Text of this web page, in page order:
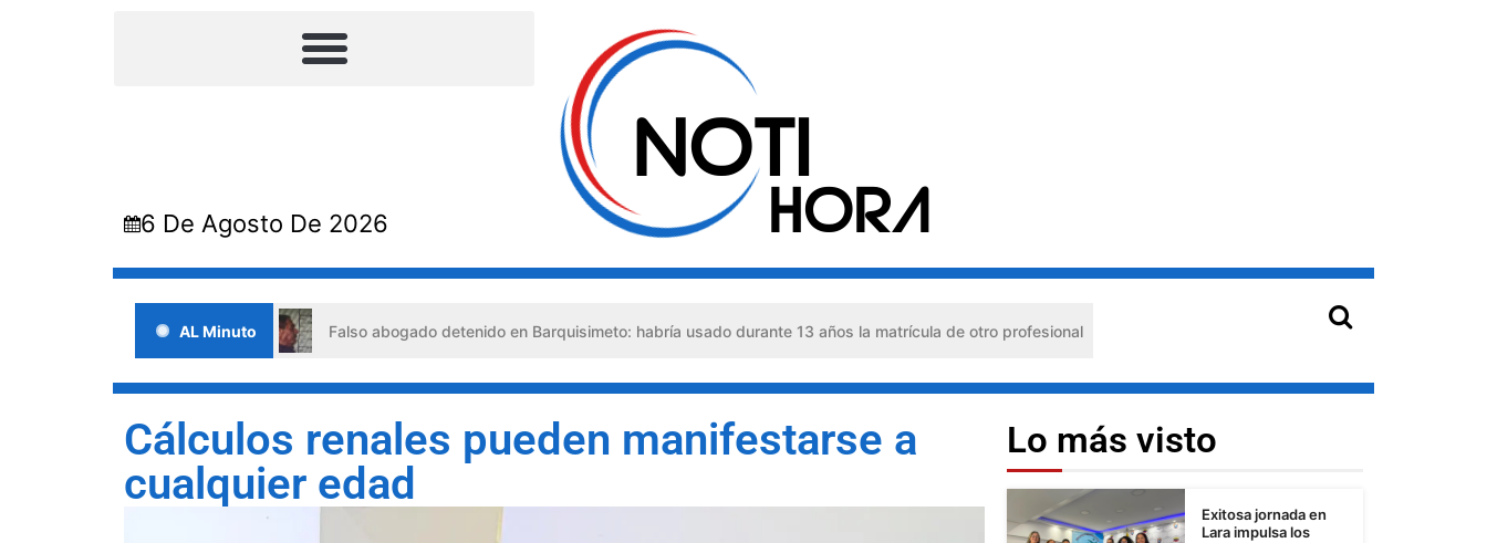
6 De Agosto De 2026
AL MinutoFalso abogado detenido en Barquisimeto: habría usado durante 13 años la matrícula de otro profesional Hantavirus en Venezuela: claves de prevención
Cálculos renales pueden manifestarse a
cualquier edad
Lo más visto
Exitosa jornada en
Lara impulsa los